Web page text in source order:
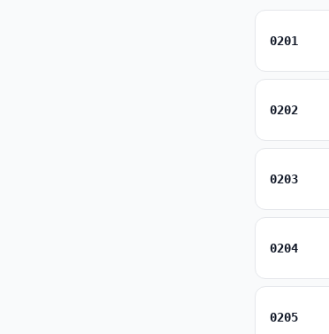
0201
0202
0203
0204
0205